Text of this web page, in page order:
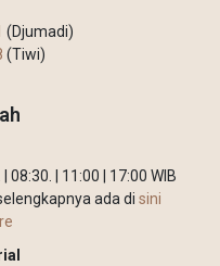
(Djumadi)
(Tiwi)
08:30. | 11:00 | 17:00 WIB
ada di sini